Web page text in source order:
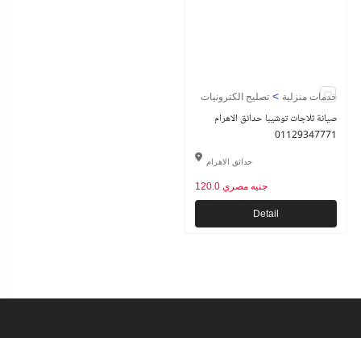
خدمات منزلية > تصليح الكترونيات
صيانة ثلاجات توشيبا حدائق الاهرام
01129347771
حدائق الاهرام
120.0 جنيه مصري
Detail